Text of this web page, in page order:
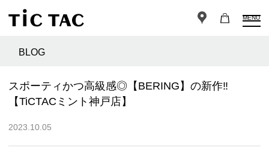
MENU
BLOG
スポーティかつ高級感◎【BERING】の新作‼︎
【TiCTACミント神戸店】
2023.10.05